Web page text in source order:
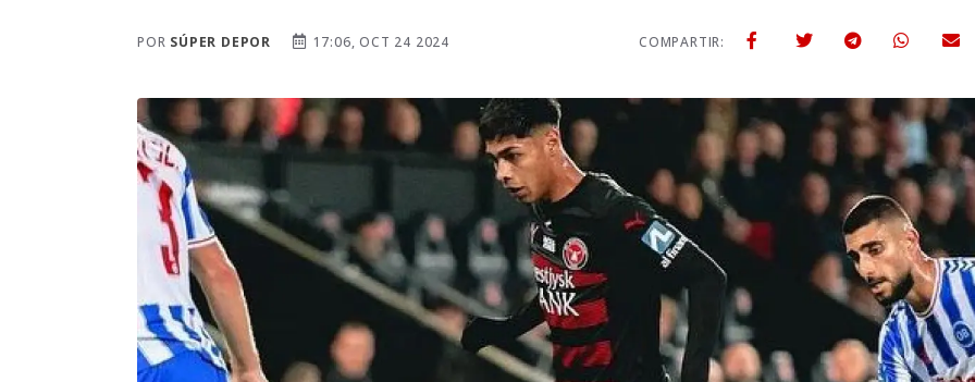
POR SÚPER DEPOR 17:06, OCT 24 2024 COMPARTIR: